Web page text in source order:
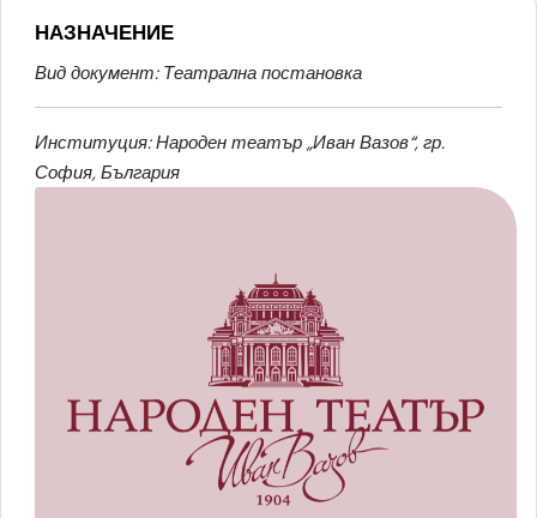
НАЗНАЧЕНИЕ
Вид документ: Театрална постановка
Институция: Народен театър „Иван Вазов“, гр.
София, България